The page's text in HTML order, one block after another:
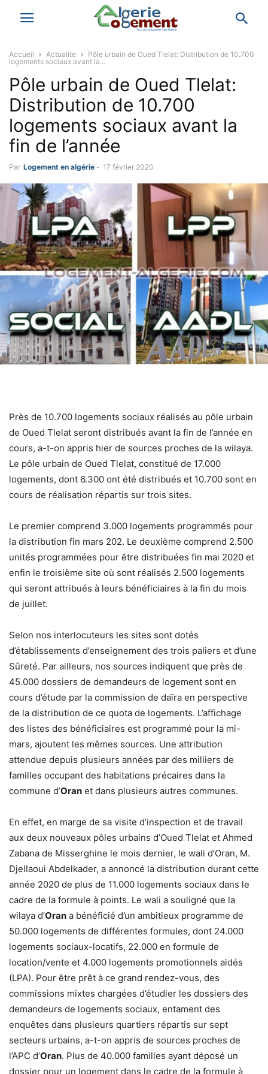
Accueil Actualite
Pôle urbain de Oued Tlelat: Distribution de 10.700
logements sociaux avant la...
Pôle urbain de Oued Tlelat:
Distribution de 10.700
logements sociaux avant la
fin de l’année
Par Logement en algérie - 17 février 2020
Près de 10.700 logements sociaux réalisés au pôle urbain
de Oued Tlelat seront distribués avant la fin de l’année en
cours, a-t-on appris hier de sources proches de la wilaya.
Le pôle urbain de Oued Tlelat, constitué de 17.000
logements, dont 6.300 ont été distribués et 10.700 sont en
cours de réalisation répartis sur trois sites.
Le premier comprend 3.000 logements programmés pour
la distribution fin mars 202. Le deuxième comprend 2.500
unités programmées pour être distribuées fin mai 2020 et
enfin le troisième site où sont réalisés 2.500 logements
qui seront attribués à leurs bénéficiaires à la fin du mois
de juillet.
Selon nos interlocuteurs les sites sont dotés
d’établissements d’enseignement des trois paliers et d’une
Sûreté. Par ailleurs, nos sources indiquent que près de
45.000 dossiers de demandeurs de logement sont en
cours d’étude par la commission de daïra en perspective
de la distribution de ce quota de logements. L’affichage
des listes des bénéficiaires est programmé pour la mi-
mars, ajoutent les mêmes sources. Une attribution
attendue depuis plusieurs années par des milliers de
familles occupant des habitations précaires dans la
commune d’Oran et dans plusieurs autres communes.
En effet, en marge de sa visite d’inspection et de travail
aux deux nouveaux pôles urbains d’Oued Tlelat et Ahmed
Zabana de Misserghine le mois dernier, le wali d’Oran, M.
Djellaoui Abdelkader, a annoncé la distribution durant cette
année 2020 de plus de 11.000 logements sociaux dans le
cadre de la formule à points. Le wali a souligné que la
wilaya d’Oran a bénéficié d’un ambitieux programme de
50.000 logements de différentes formules, dont 24.000
logements sociaux-locatifs, 22.000 en formule de
location/vente et 4.000 logements promotionnels aidés
(LPA). Pour être prêt à ce grand rendez-vous, des
commissions mixtes chargées d’étudier les dossiers des
demandeurs de logements sociaux, entament des
enquêtes dans plusieurs quartiers répartis sur sept
secteurs urbains, a-t-on appris de sources proches de
l’APC d’Oran. Plus de 40.000 familles ayant déposé un
dossier pour un logement dans le cadre de la formule à